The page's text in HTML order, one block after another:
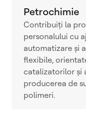
Petrochimie
Contribuiți la
personalului cu
automatizare și
flexibile,
catalizatorilor și
producerea de
polimeri.